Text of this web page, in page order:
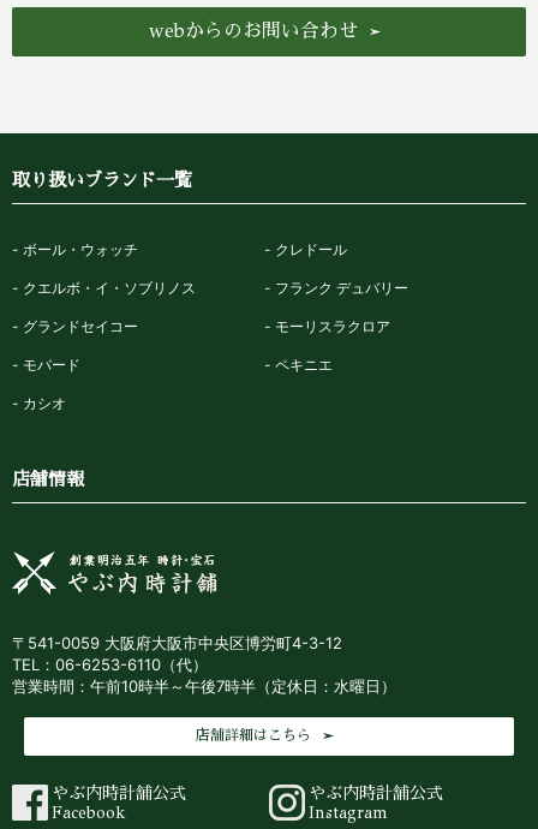
webからのお問い合わせ
取り扱いブランド一覧
ボール・ウォッチ クレドール
クエルボ・イ・ソブリノス フランク デュバリー
グランドセイコー モーリスラクロア
モバード ペキニエ
カシオ
店舗情報
〒541-0059 大阪府大阪市中央区博労町4-3-12
TEL：06-6253-6110（代）
営業時間：午前10時半～午後7時半（定休日：水曜日）
店舗詳細はこちら
やぶ内時計舗公式
Facebook
やぶ内時計舗公式
Instagram